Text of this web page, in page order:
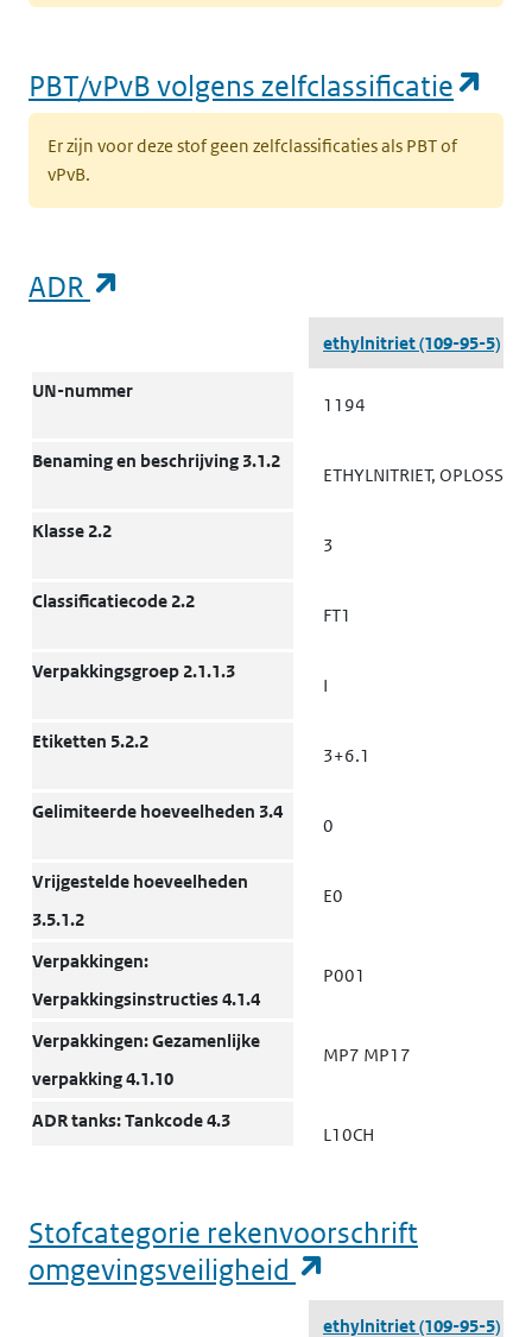
PBT/vPvB volgens zelfclassificatie
Er zijn voor deze stof geen zelfclassificaties als PBT of
vPvB.
ADR
ethylnitriet(109-95-5)
UN-nummer
1194
Benaming en beschrijving 3.1.2
ETHYLNITRIET, OPLOSSING
Klasse 2.2
3
Classificatiecode 2.2
FT1
Verpakkingsgroep 2.1.1.3
I
Etiketten 5.2.2
3+6.1
Gelimiteerde hoeveelheden 3.4
0
Vrijgestelde hoeveelheden
3.5.1.2
E0
Verpakkingen:
Verpakkingsinstructies 4.1.4
P001
Verpakkingen: Gezamenlijke
verpakking 4.1.10
MP7 MP17
ADR tanks: Tankcode 4.3
L10CH
bepalingen 4.3.5, 6.8.4
Voertuig voor tankvervoer
Stofcategorie rekenvoorschrift
omgevingsveiligheid
ethylnitriet(109-95-5)